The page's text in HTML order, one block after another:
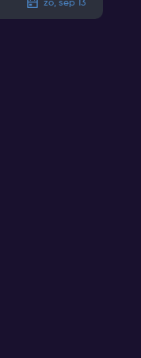
zo, sep 13